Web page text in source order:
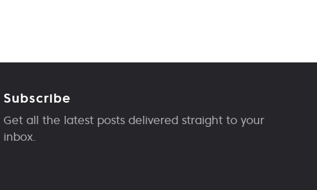
Subscribe
Get all the latest posts delivered straight to your
inbox.